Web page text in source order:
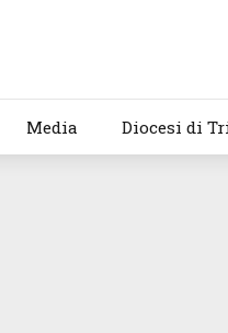
Media Diocesi di